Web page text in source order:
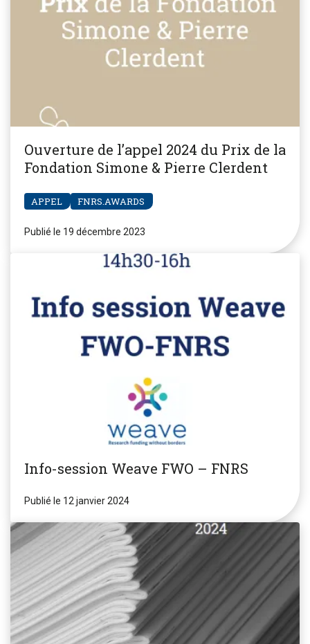
Ouverture de l’appel 2024 du Prix de la
Fondation Simone & Pierre Clerdent
APPEL FNRS.AWARDS
Publié le 19 décembre 2023
Info-session Weave FWO – FNRS
Publié le 12 janvier 2024